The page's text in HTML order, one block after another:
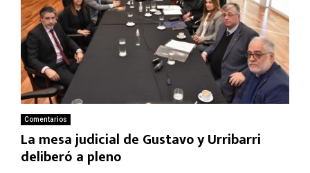
Comentarios
La mesa judicial de Gustavo y Urribarri
deliberó a pleno